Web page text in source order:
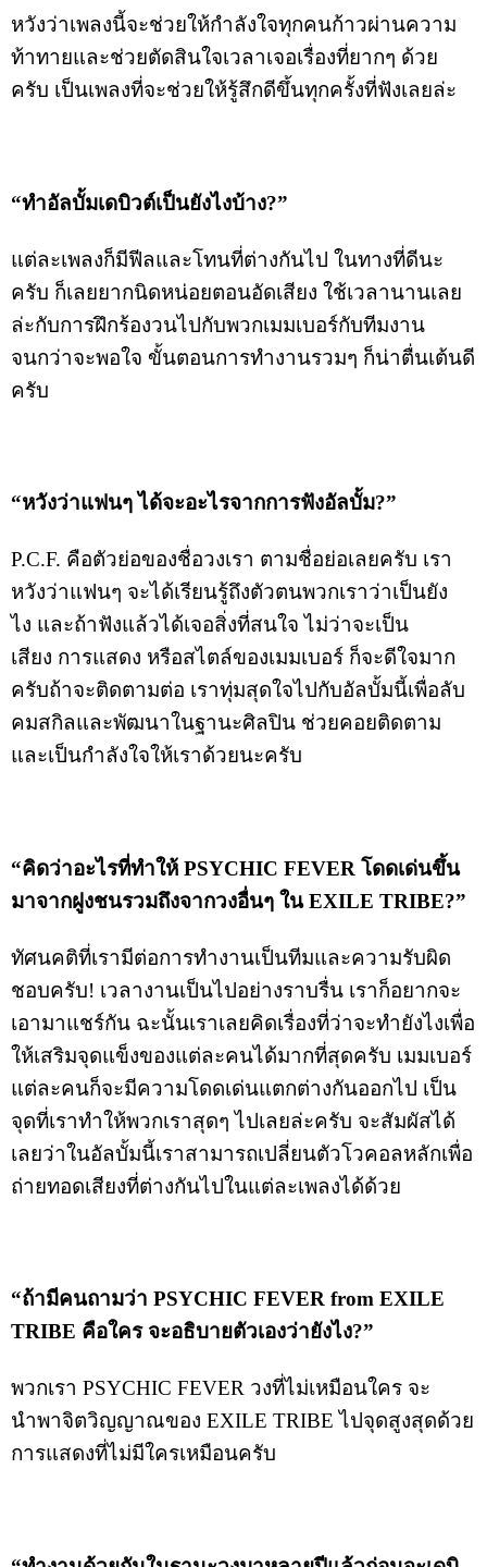
หวังว่าเพลงนี้จะช่วยให้กำลังใจทุกคนก้าวผ่านความ
ท้าทายและช่วยตัดสินใจเวลาเจอเรื่องที่ยากๆ ด้วย
ครับ เป็นเพลงที่จะช่วยให้รู้สึกดีขึ้นทุกครั้งที่ฟังเลยล่ะ
“ทำอัลบั้มเดบิวต์เป็นยังไงบ้าง?”
แต่ละเพลงก็มีฟีลและโทนที่ต่างกันไป ในทางที่ดีนะ
ครับ ก็เลยยากนิดหน่อยตอนอัดเสียง ใช้เวลานานเลย
ล่ะกับการฝึกร้องวนไปกับพวกเมมเบอร์กับทีมงาน
จนกว่าจะพอใจ ขั้นตอนการทำงานรวมๆ ก็น่าตื่นเต้นดี
ครับ
“หวังว่าแฟนๆ ได้จะอะไรจากการฟังอัลบั้ม?”
P.C.F. คือตัวย่อของชื่อวงเรา ตามชื่อย่อเลยครับ เรา
หวังว่าแฟนๆ จะได้เรียนรู้ถึงตัวตนพวกเราว่าเป็นยัง
ไง และถ้าฟังแล้วได้เจอสิ่งที่สนใจ ไม่ว่าจะเป็น
เสียง การแสดง หรือสไตล์ของเมมเบอร์ ก็จะดีใจมาก
ครับถ้าจะติดตามต่อ เราทุ่มสุดใจไปกับอัลบั้มนี้เพื่อลับ
คมสกิลและพัฒนาในฐานะศิลปิน ช่วยคอยติดตาม
และเป็นกำลังใจให้เราด้วยนะครับ
“คิดว่าอะไรที่ทำให้ PSYCHIC FEVER โดดเด่นขึ้น
มาจากฝูงชนรวมถึงจากวงอื่นๆ ใน EXILE TRIBE?”
ทัศนคติที่เรามีต่อการทำงานเป็นทีมและความรับผิด
ชอบครับ! เวลางานเป็นไปอย่างราบรื่น เราก็อยากจะ
เอามาแชร์กัน ฉะนั้นเราเลยคิดเรื่องที่ว่าจะทำยังไงเพื่อ
ให้เสริมจุดแข็งของแต่ละคนได้มากที่สุดครับ เมมเบอร์
แต่ละคนก็จะมีความโดดเด่นแตกต่างกันออกไป เป็น
จุดที่เราทำให้พวกเราสุดๆ ไปเลยล่ะครับ จะสัมผัสได้
เลยว่าในอัลบั้มนี้เราสามารถเปลี่ยนตัวโวคอลหลักเพื่อ
ถ่ายทอดเสียงที่ต่างกันไปในแต่ละเพลงได้ด้วย
“ถ้ามีคนถามว่า PSYCHIC FEVER from EXILE
TRIBE คือใคร จะอธิบายตัวเองว่ายังไง?”
พวกเรา PSYCHIC FEVER วงที่ไม่เหมือนใคร จะ
นำพาจิตวิญญาณของ EXILE TRIBE ไปจุดสูงสุดด้วย
การแสดงที่ไม่มีใครเหมือนครับ